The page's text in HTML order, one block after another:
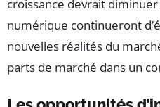
croissance devrait diminuer
numérique continueront
nouvelles réalités du
parts de marché dans un